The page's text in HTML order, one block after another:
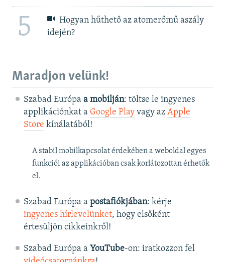
5
Hogyan hűthető az atomerőmű aszály
idején?
Maradjon velünk!
Szabad Európa a mobilján: töltse le ingyenes
applikációnkat a Google Playvagy az Apple
Store kínálatából!
A stabil mobilkapcsolat érdekében a weboldal egyes
funkciói az applikációban csak korlátozottan érhetők
el.
Szabad Európa a postafiókjában: kérje
ingyenes hírlevelünket, hogy elsőként
értesüljön cikkeinkről!
Szabad Európa a YouTube-on: iratkozzon fel